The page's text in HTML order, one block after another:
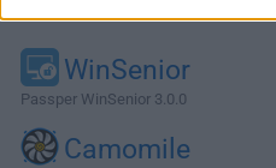
WinSenior
Passper WinSenior 3.0.0
Camomile